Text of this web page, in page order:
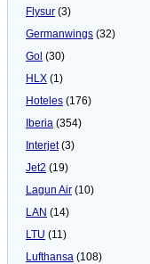
Flysur (3)
Germanwings (32)
Gol (30)
HLX (1)
Hoteles (176)
Iberia (354)
Interjet(3)
Jet2 (19)
Lagun Air (10)
LAN (14)
LTU (11)
Lufthansa (108)